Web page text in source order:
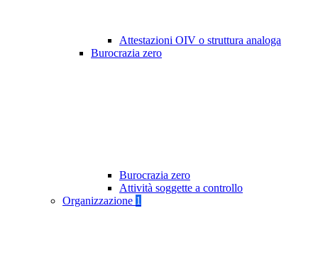
Attestazioni OIV o struttura analoga
Burocrazia zero
Burocrazia zero
Attività soggette a controllo
Organizzazione 1